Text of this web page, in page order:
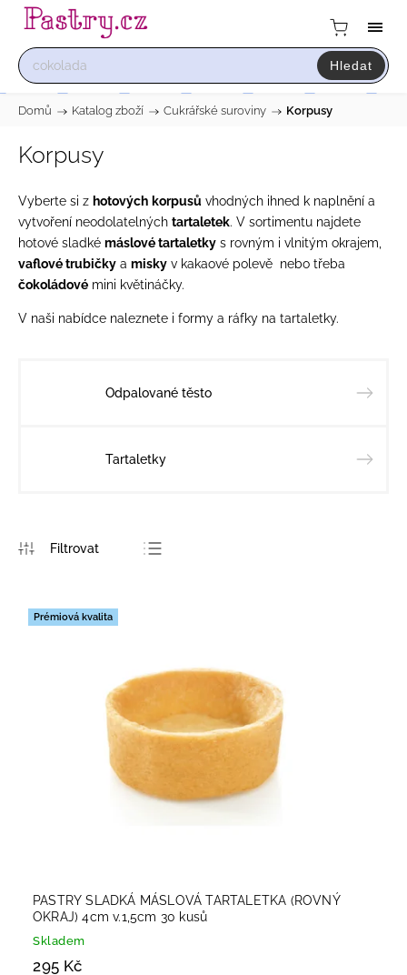
Hledat
Domů / Katalog zboží / Cukrářské suroviny / Korpusy
Korpusy
Vyberte si z hotových korpusů vhodných ihned k naplnění a
vytvoření neodolatelných tartaletek. V sortimentu najdete
hotové sladké máslové tartaletky s rovným i vlnitým okrajem,
vaflové trubičky a misky v kakaové polevě nebo třeba
čokoládové mini květináčky.
V naši nabídce naleznete i formy a ráfky na tartaletky.
Odpalované těsto
Tartaletky
Abecedně
Prémiová kvalita
PASTRY SLADKÁ MÁSLOVÁ TARTALETKA (ROVNÝ
OKRAJ) 4cm v.1,5cm 30 kusů
Skladem
295 Kč